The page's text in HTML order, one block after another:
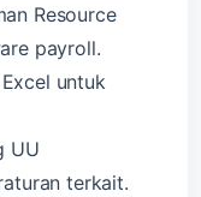
Resource
payroll.
untuk
UU
terkait.